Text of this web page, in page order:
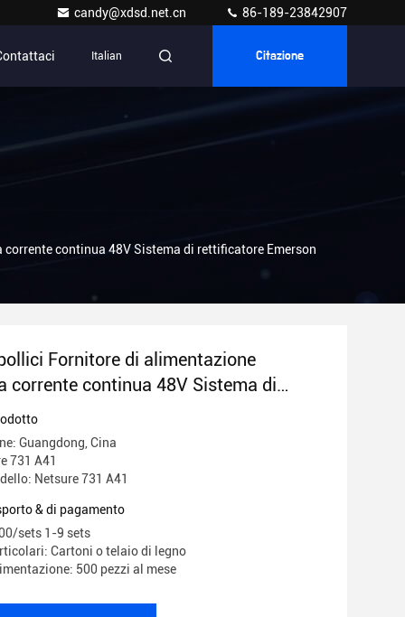
candy@xdsd.net.cn 86-189-23842907
Italian Citazione
continua 48V Sistema di rettificatore Emerson
Fornitore di alimentazione
corrente continua 48V Sistema di
Emerson Netsure 731 A41 con
R48-3000e3 Rectif
Guangdong, Cina
731 A41
Netsure 731 A41
& di pagamento
sets 1-9 sets
Cartoni o telaio di legno
500 pezzi al mese